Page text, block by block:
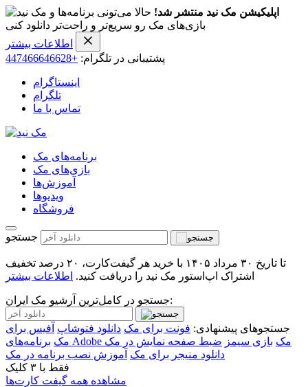
اپلیکیشن مک نید منتشر شد! حالا می‌تونی برنامه‌ها و
بازی‌های مک رو سریع‌تر و راحت‌تر دانلود کنی
اطلاعات بیشتر
پشتیبانی در تلگرام: +447466646628
اینستاگرام
تلگرام
تماس با ما
برنامه‌های مک
بازی‌های مک
آموزش‌ها
ویدیو‌ها
فروشگاه
جستجو
تا تاریخ ۳۰ مرداد ۱۴۰۵ با خرید هر گیفت‌کارت، ۲۰ درصد تخفیف
اشتراک اپ‌استور مک نید را دریافت کنید. اطلاعات بیشتر
جستجو در کامل‌ترین آرشیو مک ایران:
جستجوهای پیشنهادی: فونت برای مک دانلود فتوشاپ آفیس برای
مک
برنامه‌های Adobe مک بازی سیمز ضبط صفحه نمایش در مک
دانلود منیجر برای مک آموزش نصب برنامه در مک
فقط با ۳ کلیک
مشاهده همه گیفت کارت‌ها